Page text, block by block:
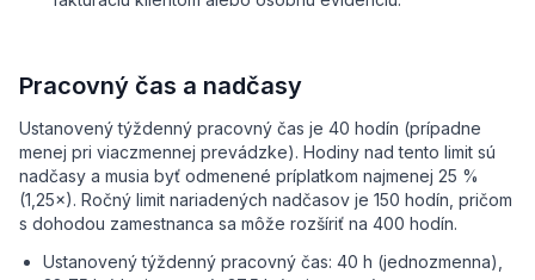
Pracovný čas a nadčasy
Ustanovený týždenný pracovný čas je 40 hodín (prípadne
menej pri viaczmennej prevádzke). Hodiny nad tento limit sú
nadčasy a musia byť odmenené príplatkom najmenej 25 %
(1,25×). Ročný limit nariadených nadčasov je 150 hodín, pričom
s dohodou zamestnanca sa môže rozšíriť na 400 hodín.
Ustanovený týždenný pracovný čas: 40 h (jednozmenna),